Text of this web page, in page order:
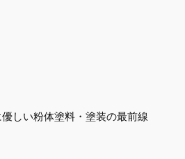
しい粉体塗料・塗装の最前線